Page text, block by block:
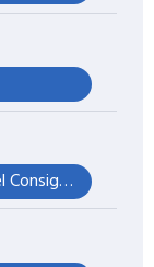
Massimo CARRARA - Presidente del Consiglio